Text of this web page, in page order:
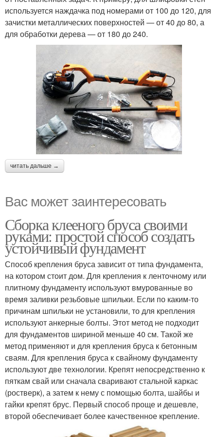
используется наждачка под номерами от 100 до 120, для
зачистки металлических поверхностей — от 40 до 80, а
для обработки дерева — от 180 до 240.
читать дальше →
Вас может заинтересовать
Сборка клееного бруса своими
руками: простой способ создать
устойчивый фундамент
Способ крепления бруса зависит от типа фундамента,
на котором стоит дом. Для крепления к ленточному или
плитному фундаменту используют вмурованные во
время заливки резьбовые шпильки. Если по каким-то
причинам шпильки не установили, то для крепления
используют анкерные болты. Этот метод не подходит
для фундаментов шириной меньше 40 см. Такой же
метод применяют и для крепления бруса к бетонным
сваям. Для крепления бруса к свайному фундаменту
используют две технологии. Крепят непосредственно к
пяткам свай или сначала сваривают стальной каркас
(ростверк), а затем к нему с помощью болта, шайбы и
гайки крепят брус. Первый способ проще и дешевле,
второй обеспечивает более качественное крепление.